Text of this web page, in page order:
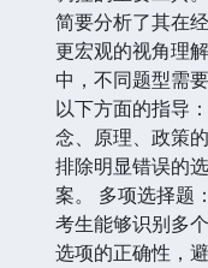
简要分析了其在
更宏观的视角理
中，不同题型需
以下方面的指导
念、原理、政策
排除明显错误的
案。 多项选择题
考生能够识别多
选项的正确性，